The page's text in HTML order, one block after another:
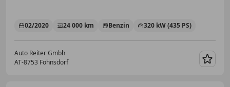
02/2020 24 000 km Benzin 320 kW (435 PS)
Auto Reiter Gmbh
AT-8753 Fohnsdorf